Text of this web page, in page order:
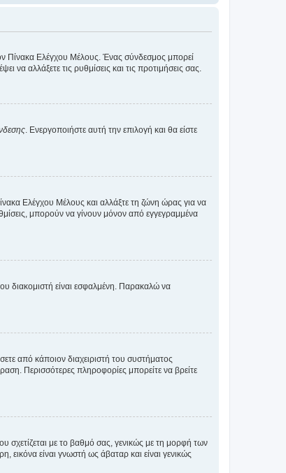
Πίνακα Ελέγχου Μέλους. Ένας σύνδεσμος μπορεί
αλλάξετε τις ρυθμίσεις και τις προτιμήσεις σας.
. Ενεργοποιήστε αυτή την επιλογή και θα είστε
Ελέγχου Μέλους και αλλάξτε τη ζώνη ώρας για να
μπορούν να γίνουν μόνον από εγγεγραμμένα
διακομιστή είναι εσφαλμένη. Παρακαλώ να
από κάποιον διαχειριστή του συστήματος
Περισσότερες πληροφορίες μπορείτε να βρείτε
σχετίζεται με το βαθμό σας, γενικώς με τη μορφή των
είναι γνωστή ως άβαταρ και είναι γενικώς